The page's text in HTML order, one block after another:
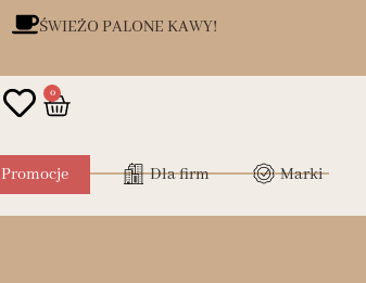
ŚWIEŻO PALONE KAWY!
0
Promocje Dla firm Marki